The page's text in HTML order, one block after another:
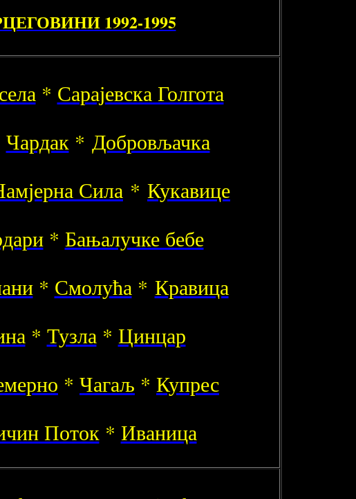
1992-1995
* Сарајевска Голгота
Чардак* Добровљачка
Сила * Кукавице
* Бањалучке бебе
* Смолућа* Кравица
* Тузла* Цинцар
* Чагаљ * Купрес
Поток* Иваница